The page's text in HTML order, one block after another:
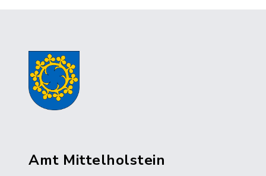
Amt Mittelholstein